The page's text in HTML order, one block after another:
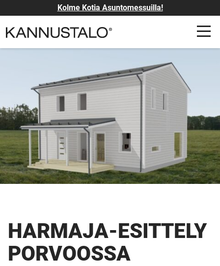
Kolme Kotia Asuntomessuilla!
HARMAJA-ESITTELY
PORVOOSSA